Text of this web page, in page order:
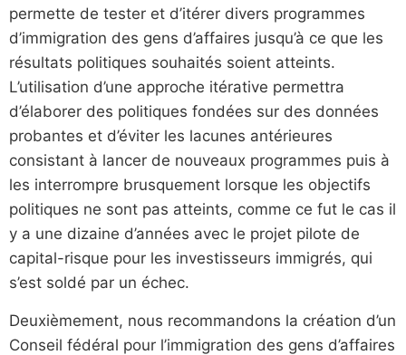
permette de tester et d’itérer divers programmes
d’immigration des gens d’affaires jusqu’à ce que les
résultats politiques souhaités soient atteints.
L’utilisation d’une approche itérative permettra
d’élaborer des politiques fondées sur des données
probantes et d’éviter les lacunes antérieures
consistant à lancer de nouveaux programmes puis à
les interrompre brusquement lorsque les objectifs
politiques ne sont pas atteints, comme ce fut le cas il
y a une dizaine d’années avec le projet pilote de
capital-risque pour les investisseurs immigrés, qui
s’est soldé par un échec.
Deuxièmement, nous recommandons la création d’un
Conseil fédéral pour l’immigration des gens d’affaires